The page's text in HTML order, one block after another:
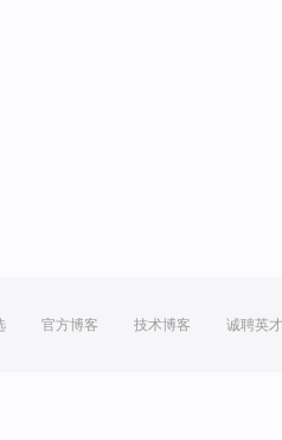
官方博客 技术博客 诚聘英才